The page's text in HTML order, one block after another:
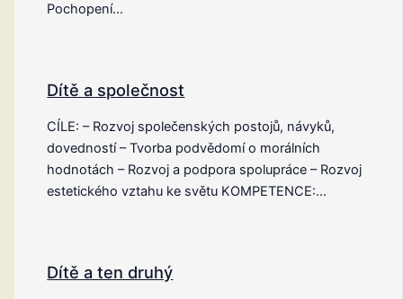
Pochopení…
Dítě a společnost
CÍLE: – Rozvoj společenských postojů, návyků,
dovedností – Tvorba podvědomí o morálních
hodnotách – Rozvoj a podpora spolupráce – Rozvoj
estetického vztahu ke světu KOMPETENCE:…
Dítě a ten druhý